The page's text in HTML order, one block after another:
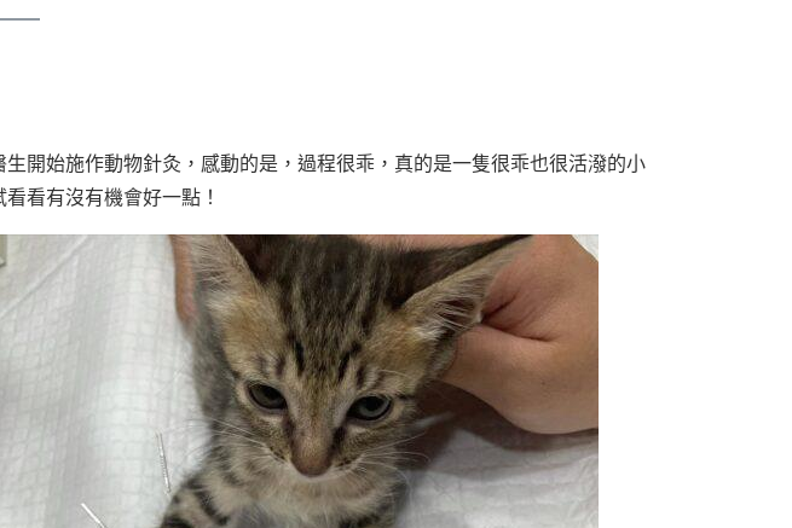
開始施作動物針灸，感動的是，過程很乖，真的是一隻很乖也很活潑的小
看有沒有機會好一點！